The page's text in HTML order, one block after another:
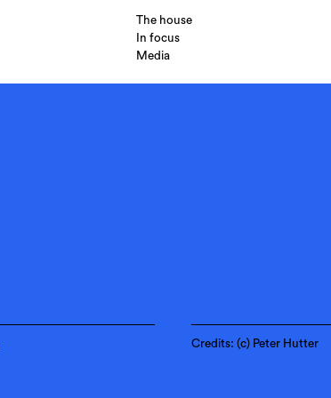
The house
In focus
Media
Credits: (c) Peter Hutter